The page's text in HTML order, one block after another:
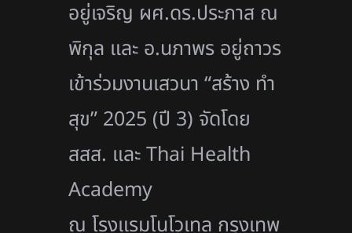
อยู่เจริญ ผศ.ดร.ประภาส ณ
พิกุล และ อ.นภาพร อยู่ถาวร
เข้าร่วมงานเสวนา “สร้าง ทำ
สุข” 2025 (ปี 3) จัดโดย
สสส. และ Thai Health
Academy
ณ โรงแรมโนโวเทล กรุงเทพ